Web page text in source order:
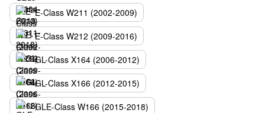
E-Class W211 (2002-2009)
E-Class W212 (2009-2016)
GL-Class X164 (2006-2012)
GL-Class X166 (2012-2015)
GLE-Class W166 (2015-2018)